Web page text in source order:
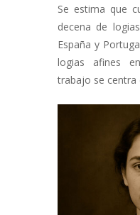
Se estima que
decena de
España y
logias afines
trabajo se centra